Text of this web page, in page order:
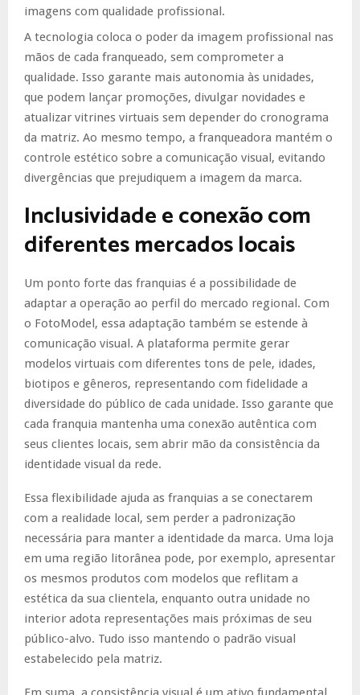
imagens com qualidade profissional.
A tecnologia coloca o poder da imagem profissional nas
mãos de cada franqueado, sem comprometer a
qualidade. Isso garante mais autonomia às unidades,
que podem lançar promoções, divulgar novidades e
atualizar vitrines virtuais sem depender do cronograma
da matriz. Ao mesmo tempo, a franqueadora mantém o
controle estético sobre a comunicação visual, evitando
divergências que prejudiquem a imagem da marca.
Inclusividade e conexão com
diferentes mercados locais
Um ponto forte das franquias é a possibilidade de
adaptar a operação ao perfil do mercado regional. Com
o FotoModel, essa adaptação também se estende à
comunicação visual. A plataforma permite gerar
modelos virtuais com diferentes tons de pele, idades,
biotipos e gêneros, representando com fidelidade a
diversidade do público de cada unidade. Isso garante que
cada franquia mantenha uma conexão autêntica com
seus clientes locais, sem abrir mão da consistência da
identidade visual da rede.
Essa flexibilidade ajuda as franquias a se conectarem
com a realidade local, sem perder a padronização
necessária para manter a identidade da marca. Uma loja
em uma região litorânea pode, por exemplo, apresentar
os mesmos produtos com modelos que reflitam a
estética da sua clientela, enquanto outra unidade no
interior adota representações mais próximas de seu
público-alvo. Tudo isso mantendo o padrão visual
estabelecido pela matriz.